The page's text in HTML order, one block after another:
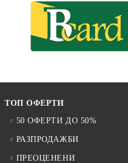
ТОП ОФЕРТИ
50 ОФЕРТИ ДО 50%
РАЗПРОДАЖБИ
ПРЕОЦЕНЕНИ